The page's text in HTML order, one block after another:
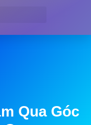
Qua Góc